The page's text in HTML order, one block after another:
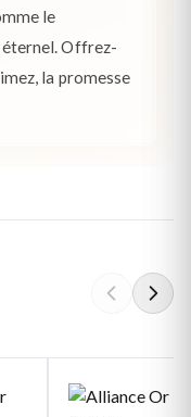
le
éternel. Offrez-
la promesse